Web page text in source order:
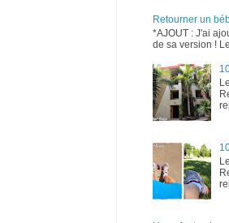
Retourner un
*AJOUT : J'ai
de sa version !